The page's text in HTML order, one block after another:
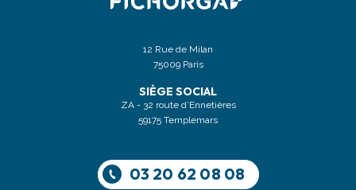
12 Rue de Milan
75009 Paris
SIÈGE SOCIAL
ZA - 32 route d’Ennetières
59175 Templemars
03 20 62 08 08